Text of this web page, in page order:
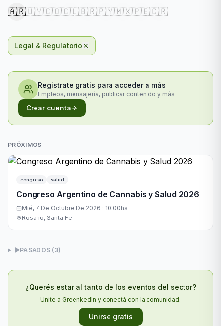
🇦🇷🇺🇾🇨🇴🇨🇱🇧🇷🇵🇾🇲🇽🇵🇪🇨🇷
Legal & Regulatorio
Registrate gratis para acceder a más
Empleos, mensajería, publicar contenido y más
Crear cuenta
PRÓXIMOS
congreso salud
Congreso Argentino de Cannabis y Salud 2026
Mié, 7 De Octubre De 2026 · 10:00hs
Rosario, Santa Fe
▶PASADOS (3)
¿Querés estar al tanto de los eventos del sector?
Unite a GreenkedIn y conectá con la comunidad.
Unirse gratis